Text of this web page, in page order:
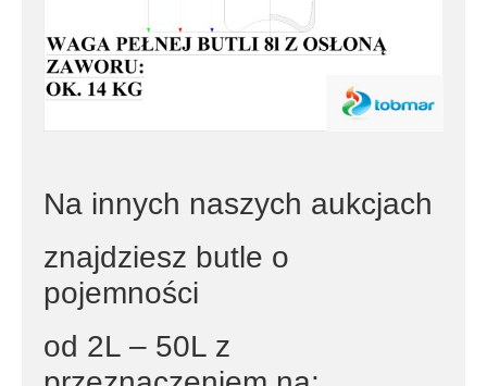
Na innych naszych aukcjach
znajdziesz butle o
pojemności
od 2L – 50L z